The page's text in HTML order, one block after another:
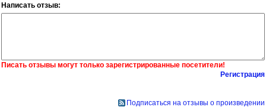
Написать отзыв:
Писать отзывы могут только зарегистрированные посетители!
Регистрация
Подписаться на отзывы о произведении